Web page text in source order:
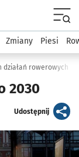
Komunikacja
Zmiany Piesi
działań rowerowych
2030
Udostępnijartykuł